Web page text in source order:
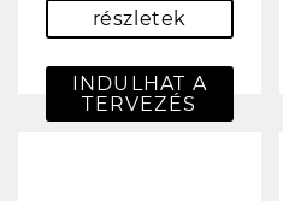
részletek
INDULHAT A
TERVEZÉS